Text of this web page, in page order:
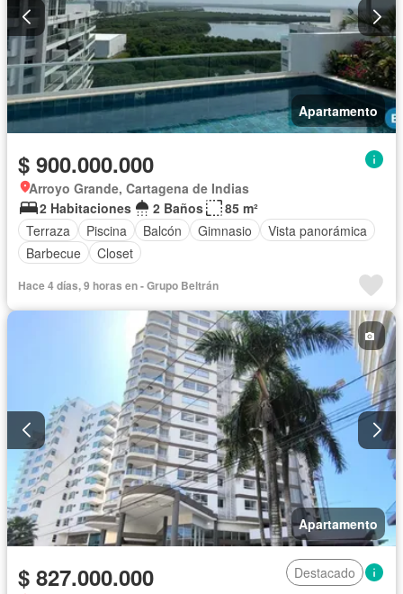
Apartamento
$ 900.000.000
Arroyo Grande, Cartagena de Indias
2 Habitaciones
2 Baños
85 m²
Terraza
Piscina Balcón Gimnasio
Vista panorámica
Barbecue
Closet
Hace 4 días, 9 horas en - Grupo Beltrán
Apartamento
$ 827.000.000
Destacado